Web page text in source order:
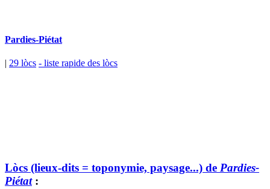
Pardies-Piétat
| 29 lòcs - liste rapide des lòcs
Lòcs (lieux-dits = toponymie, paysage...) de Pardies-
Piétat: